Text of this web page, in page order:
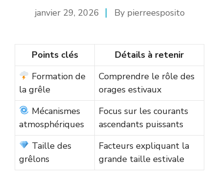
janvier 29, 2026 By pierreesposito
Points clés
Détails à retenir
Formation de
la grêle
Comprendre le rôle des
orages estivaux
Mécanismes
atmosphériques
Focus sur les courants
ascendants puissants
Taille des
grêlons
Facteurs expliquant la
grande taille estivale